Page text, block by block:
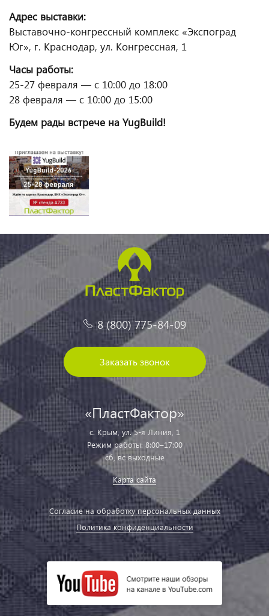
Адрес выставки:
Выставочно-конгрессный комплекс «Экспоград
Юг», г. Краснодар, ул. Конгрессная, 1
Часы работы:
25-27 февраля — с 10:00 до 18:00
28 февраля — с 10:00 до 15:00
Будем рады встрече на YugBuild!
8 (800) 775-84-09
Заказать звонок
«ПластФактор»
с. Крым, ул. 5-я Линия, 1
Режим работы: 8:00–17:00
сб, вс выходные
Карта сайта
Согласие на обработку персональных данных
Политика конфиденциальности